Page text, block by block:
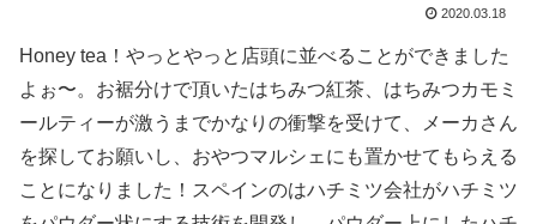
2020.03.18
Honey tea！やっとやっと店頭に並べることができました
よぉ〜。お裾分けで頂いたはちみつ紅茶、はちみつカモミ
ールティーが激うまでかなりの衝撃を受けて、メーカさん
を探してお願いし、おやつマルシェにも置かせてもらえる
ことになりました！スペインのはハチミツ会社がハチミツ